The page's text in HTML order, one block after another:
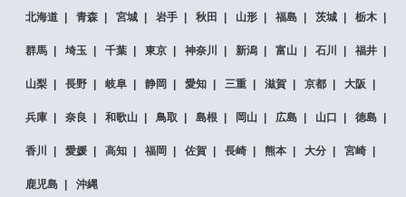
北海道 青森 宮城 岩手 秋田 山形 福島 茨城 栃木
群馬 埼玉 千葉 東京 神奈川 新潟 富山 石川 福井
山梨 長野 岐阜 静岡 愛知 三重 滋賀 京都 大阪
兵庫 奈良 和歌山 鳥取 島根 岡山 広島 山口 徳島
香川 愛媛 高知 福岡 佐賀 長崎 熊本 大分 宮崎
鹿児島 沖縄